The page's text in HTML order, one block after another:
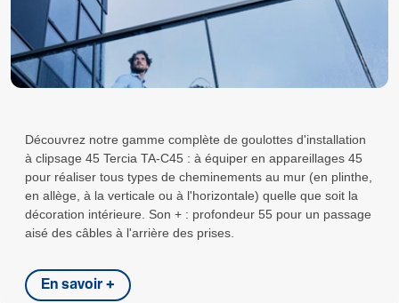
Découvrez notre gamme complète de goulottes d'installation
à clipsage 45 Tercia TA-C45 : à équiper en appareillages 45
pour réaliser tous types de cheminements au mur (en plinthe,
en allège, à la verticale ou à l'horizontale) quelle que soit la
décoration intérieure. Son + : profondeur 55 pour un passage
aisé des câbles à l'arrière des prises.
En savoir +